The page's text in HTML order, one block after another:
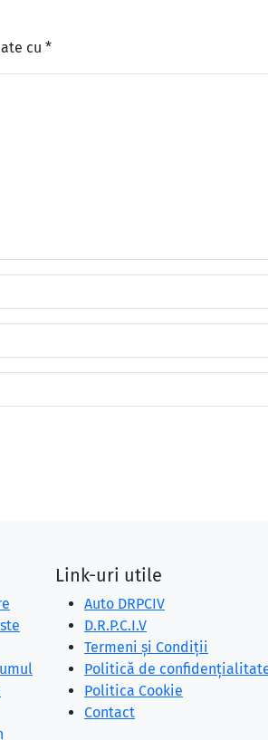
cu *
Link-uri utile
Auto DRPCIV
D.R.P.C.I.V
Termeni și Condiții
Politică de
Politica Cookie
Contact